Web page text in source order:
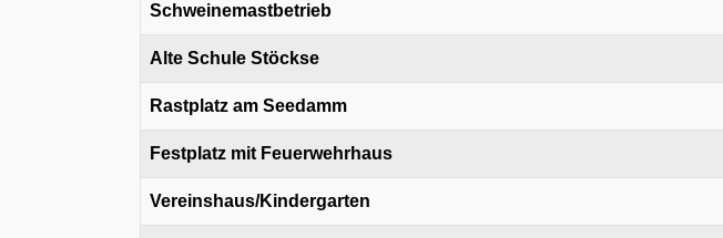
Schweinemastbetrieb
Alte Schule Stöckse
Rastplatz am Seedamm
Festplatz mit Feuerwehrhaus
Vereinshaus/Kindergarten